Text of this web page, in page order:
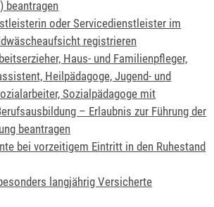
beantragen
oder Servicedienstleister im
registrieren
Haus- und Familienpfleger,
Heilpädagoge, Jugend- und
Sozialpädagoge mit
– Erlaubnis zur Führung der
beantragen
bei vorzeitigem Eintritt in den Ruhestand
langjährig Versicherte